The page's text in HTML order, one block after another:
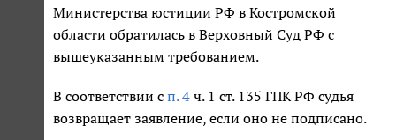
Министерства юстиции РФ в Костромской
области обратилась в Верховный Суд РФ с
вышеуказанным требованием.
В соответствии с п. 4 ч. 1 ст. 135 ГПК РФ судья
возвращает заявление, если оно не подписано.